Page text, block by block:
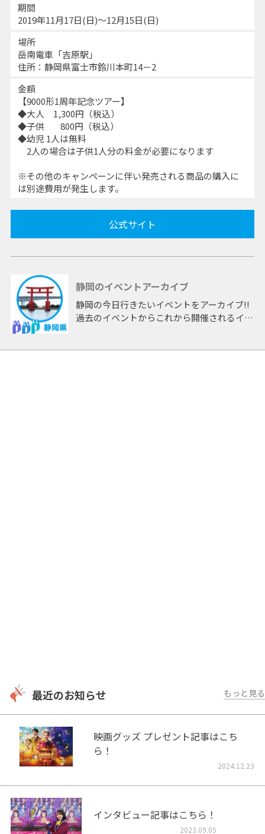
期間
2019年11月17日(日)～12月15日(日)
場所
岳南電車「吉原駅」
住所：静岡県富士市鈴川本町14－2
金額
【9000形1周年記念ツアー】
◆大人 1,300円（税込）
◆子供 800円（税込）
◆幼児 1人は無料
2人の場合は子供1人分の料金が必要になります
※その他のキャンペーンに伴い発売される商品の購入に
は別途費用が発生します。
公式サイト
静岡のイベントアーカイブ
静岡の今日行きたいイベントをアーカイブ!!
過去のイベントからこれから開催されるイベ
最近のお知らせ もっと見る
映画グッズ プレゼント記事はこち
ら！
2024.12.23
インタビュー記事はこちら！
2023.09.05